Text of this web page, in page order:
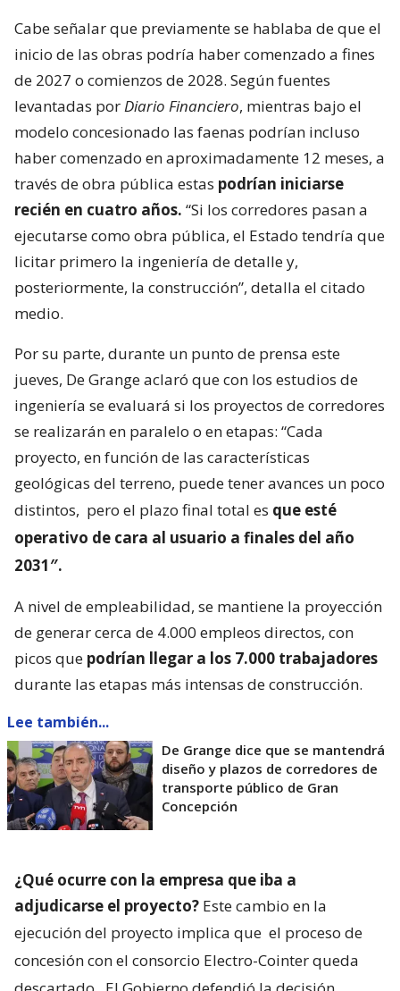
Cabe señalar que previamente se hablaba de que el
inicio de las obras podría haber comenzado a fines
de 2027 o comienzos de 2028. Según fuentes
levantadas porDiario Financiero, mientras bajo el
modelo concesionado las faenas podrían incluso
haber comenzado en aproximadamente 12 meses, a
través de obra pública estas podrían iniciarse
recién en cuatro años. “Si los corredores pasan a
ejecutarse como obra pública, el Estado tendría que
licitar primero la ingeniería de detalle y,
posteriormente, la construcción”, detalla el citado
medio.
Por su parte, durante un punto de prensa este
jueves, De Grange aclaró que con los estudios de
ingeniería se evaluará si los proyectos de corredores
se realizarán en paralelo o en etapas: “Cada
proyecto, en función de las características
geológicas del terreno, puede tener avances un poco
distintos, pero el plazo final total es que esté
operativo de cara al usuario a finales del año
2031″.
A nivel de empleabilidad, se mantiene la proyección
de generar cerca de 4.000 empleos directos, con
picos que podrían llegar a los 7.000 trabajadores
durante las etapas más intensas de construcción.
Lee también...
De Grange dice que se mantendrá
diseño y plazos de corredores de
transporte público de Gran
Concepción
¿Qué ocurre con la empresa que iba a
adjudicarse el proyecto? Este cambio en la
ejecución del proyecto implica que el proceso de
concesión con el consorcio Electro-Cointer queda